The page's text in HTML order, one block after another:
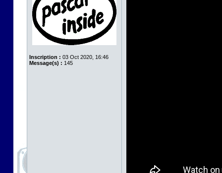
Inscription : 03 Oct 2020, 16:46
Message(s) : 145